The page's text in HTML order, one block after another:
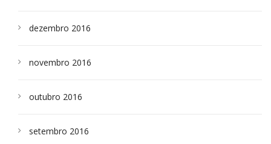
dezembro 2016
novembro 2016
outubro 2016
setembro 2016